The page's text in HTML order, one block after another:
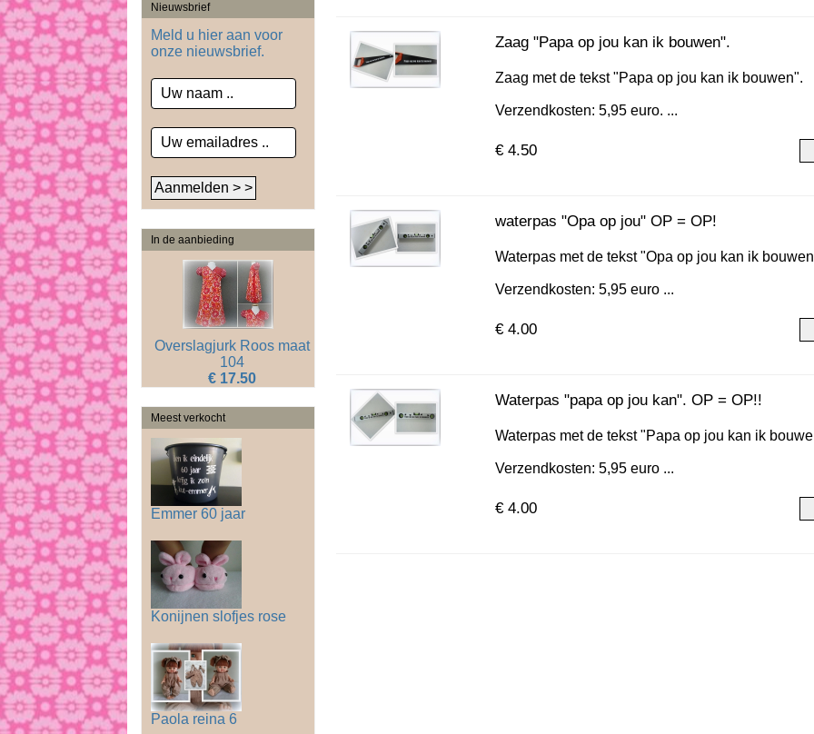
Nieuwsbrief
Meld u hier aan voor
onze nieuwsbrief.
In de aanbieding
Overslagjurk Roos maat
104
€ 17.50
Meest verkocht
Emmer 60 jaar
Konijnen slofjes rose
Paola reina 6
Zaag "Papa op jou kan ik bouwen".
Zaag met de tekst "Papa op jou kan ik bouwen".
Verzendkosten: 5,95 euro. ...
€ 4.50
waterpas "Opa op jou" OP = OP!
Waterpas met de tekst "Opa op jou kan ik
Verzendkosten: 5,95 euro ...
€ 4.00
Waterpas "papa op jou kan". OP = OP!!
Waterpas met de tekst "Papa op jou kan ik
Verzendkosten: 5,95 euro ...
€ 4.00